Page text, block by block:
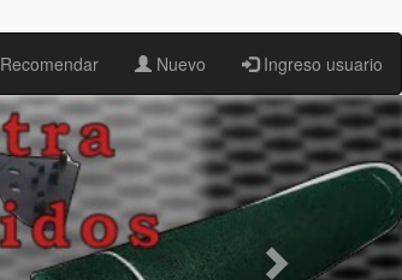
Recomendar Nuevo Ingreso usuario